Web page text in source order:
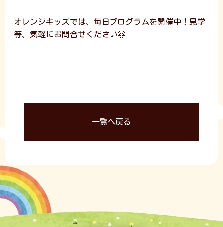
オレンジキッズでは、毎日プログラムを開催中！見学
等、気軽にお問合せください🤗
一覧へ戻る